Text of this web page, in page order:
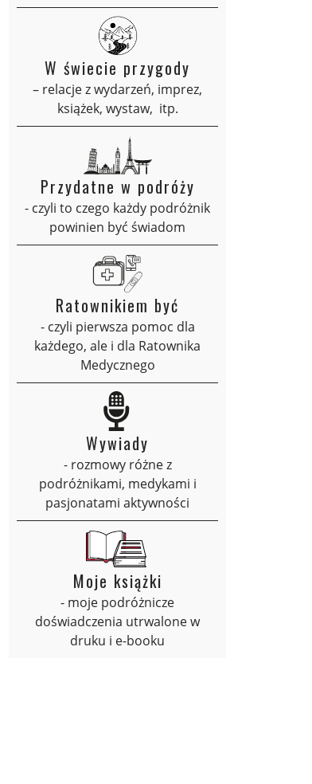
W świecie przygody
– relacje z wydarzeń, imprez,
książek, wystaw, itp.
Przydatne w podróży
- czyli to czego każdy podróżnik
powinien być świadom
Ratownikiem być
- czyli pierwsza pomoc dla
każdego, ale i dla Ratownika
Medycznego
Wywiady
- rozmowy różne z
podróżnikami, medykami i
pasjonatami aktywności
Moje książki
- moje podróżnicze
doświadczenia utrwalone w
druku i e-booku